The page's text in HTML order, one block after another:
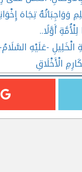
وَوَاجِبَاتُهُ تِجَاهَ
أَوَّلًا..
-عَلَيْهِ السَّلَامُ-:
الْأَخْلَاقِ